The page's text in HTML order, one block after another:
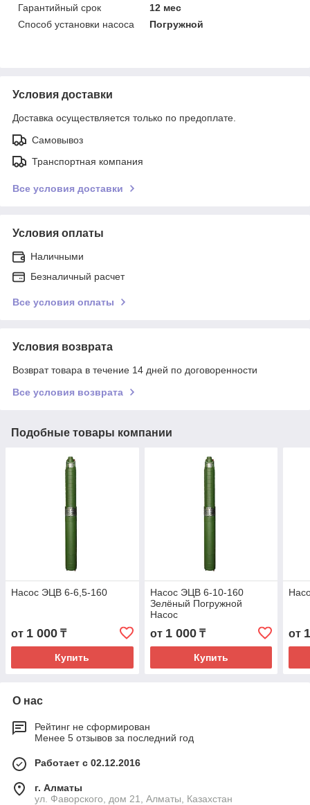
Гарантийный срок
12 мес
Способ установки насоса
Погружной
Условия доставки
Доставка осуществляется только по предоплате.
Самовывоз
Транспортная компания
Все условия доставки
Условия оплаты
Наличными
Безналичный расчет
Все условия оплаты
Условия возврата
Возврат товара в течение 14 дней по договоренности
Все условия возврата
Подобные товары компании
Насос ЭЦВ 6-6,5-160
от 1 000 ₸
Купить
Насос ЭЦВ 6-10-160
Зелёный Погружной
Насос
от 1 000₸
Купить
от
О нас
Рейтинг не сформирован
Менее 5 отзывов за последний год
Работает с 02.12.2016
г. Алматы
ул. Фаворского, дом 21, Алматы, Казахстан